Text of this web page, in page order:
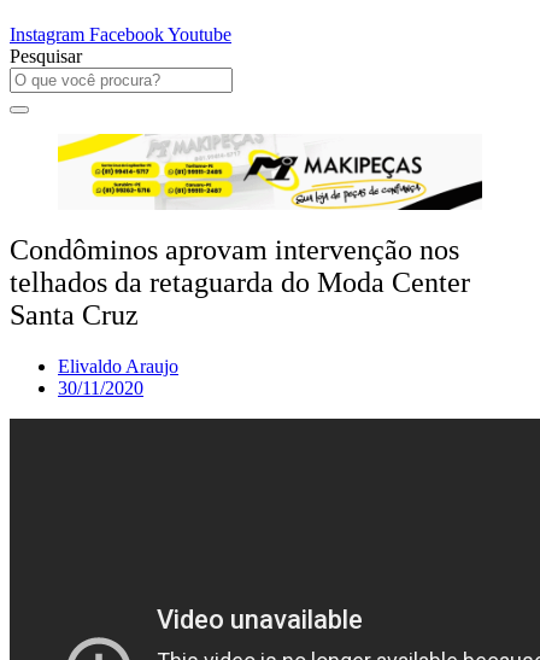
Instagram FacebookYoutube
Pesquisar
Condôminos aprovam intervenção nos
telhados da retaguarda do Moda Center
Santa Cruz
Elivaldo Araujo
30/11/2020